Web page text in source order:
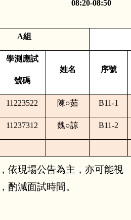
08:20-08:50
A組
學測應試
號碼
姓名 序號
11223522 陳○茹 B11-1
11237312 魏○諒 B11-2
依現場公告為主，亦可能視
酌減面試時間。